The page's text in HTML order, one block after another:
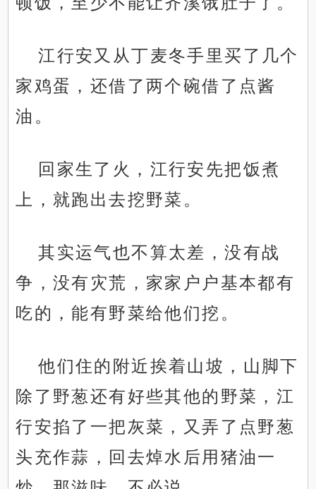
江行安又从丁麦冬手里买了几个
家鸡蛋，还借了两个碗借了点酱
油。
回家生了火，江行安先把饭煮
上，就跑出去挖野菜。
其实运气也不算太差，没有战
争，没有灾荒，家家户户基本都有
吃的，能有野菜给他们挖。
他们住的附近挨着山坡，山脚下
除了野葱还有好些其他的野菜，江
行安掐了一把灰菜，又弄了点野葱
头充作蒜，回去焯水后用猪油一